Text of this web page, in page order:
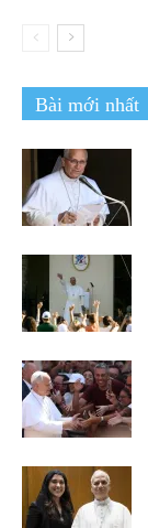
Bài mới nhất